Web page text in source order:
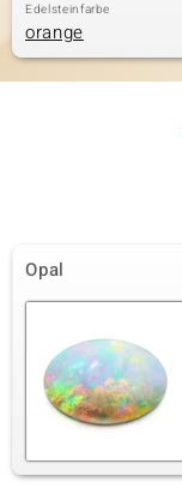
Edelsteinfarbe
orange
Opal